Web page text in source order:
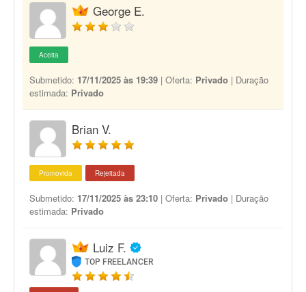
George E.
Aceita
Submetido: 17/11/2025 às 19:39 | Oferta: Privado | Duração
estimada: Privado
Brian V.
Promovida Rejeitada
Submetido: 17/11/2025 às 23:10 | Oferta: Privado | Duração
estimada: Privado
Luiz F.
TOP FREELANCER